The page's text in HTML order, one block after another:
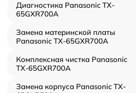
Диагностика Panasonic TX-
65GXR700A
Замена материнской платы
Panasonic TX-65GXR700A
Комплексная чистка Panasonic
TX-65GXR700A
Замена корпуса Panasonic TX-